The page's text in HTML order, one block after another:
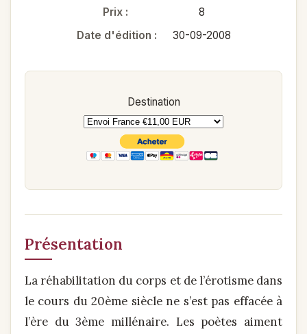
Prix :
8
Date d'édition :
30-09-2008
Destination
Présentation
La réhabilitation du corps et de l’érotisme dans
le cours du 20ème siècle ne s’est pas effacée à
l’ère du 3ème millénaire. Les poètes aiment